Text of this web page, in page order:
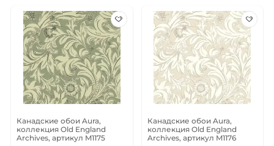
Канадские обои Aura,
коллекция Old England
Archives, артикул M1175
Канадские обои Aura,
коллекция Old England
Archives, артикул M1176